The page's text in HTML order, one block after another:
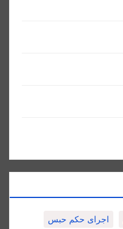
اجرای حکم حبس